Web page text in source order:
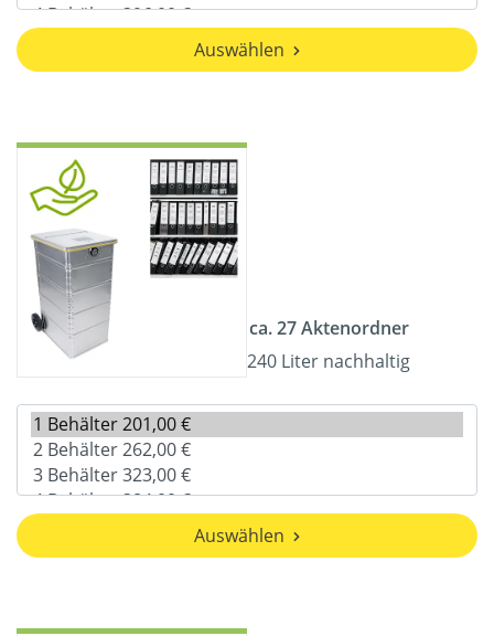
Auswählen
ca. 27 Aktenordner
240 Liter nachhaltig
Auswählen